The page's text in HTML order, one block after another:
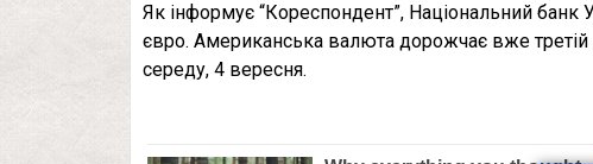
Як інформує “Кореспондент”, Національний банк
євро. Американська валюта дорожчає вже третій
середу, 4 вересня.